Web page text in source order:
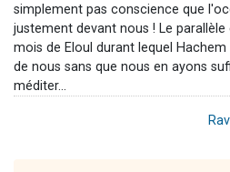
simplement pas conscience que
justement devant nous ! Le
mois de Eloul durant lequel
de nous sans que nous en ayons
méditer...